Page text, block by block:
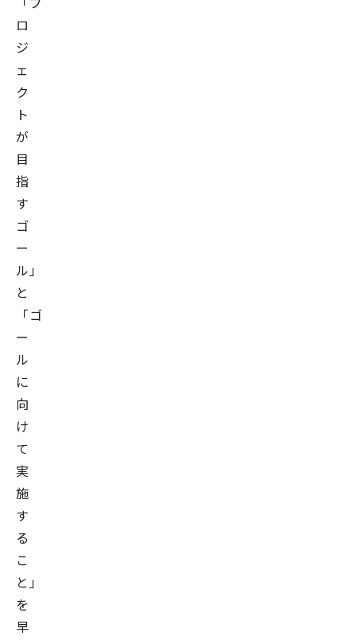
ロ
ジ
ェ
ク
ト
が
目
指
す
ゴ
ー
ル」
と
「ゴ
ー
ル
に
向
け
て
実
施
す
る
こ
と」
を
早